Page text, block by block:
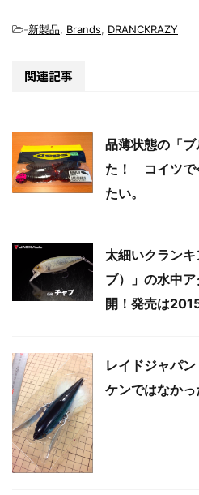
-新製品, Brands, DRANCKRAZY
関連記事
品薄状態の「
た！ コイツで
たい。
太細いクラン
ブ）」の水中
開！発売は
レイドジャパ
ケンではなかっ